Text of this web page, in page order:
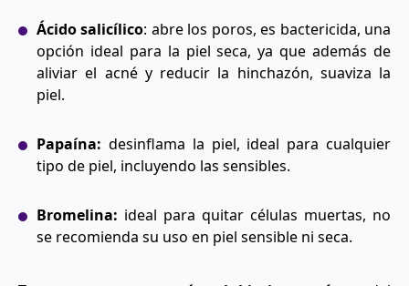
Ácido salicílico: abre los poros, es bactericida, una
opción ideal para la piel seca, ya que además de
aliviar el acné y reducir la hinchazón, suaviza la
piel.
Papaína: desinflama la piel, ideal para cualquier
tipo de piel, incluyendo las sensibles.
Bromelina: ideal para quitar células muertas, no
se recomienda su uso en piel sensible ni seca.